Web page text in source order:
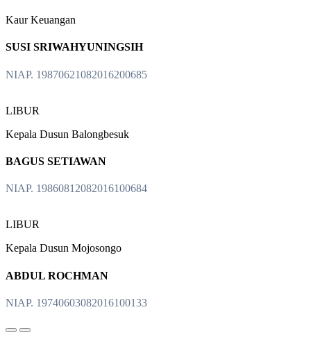
Kaur Keuangan
SUSI SRIWAHYUNINGSIH
NIAP. 19870621082016200685
LIBUR
Kepala Dusun Balongbesuk
BAGUS SETIAWAN
NIAP. 19860812082016100684
LIBUR
Kepala Dusun Mojosongo
ABDUL ROCHMAN
NIAP. 19740603082016100133